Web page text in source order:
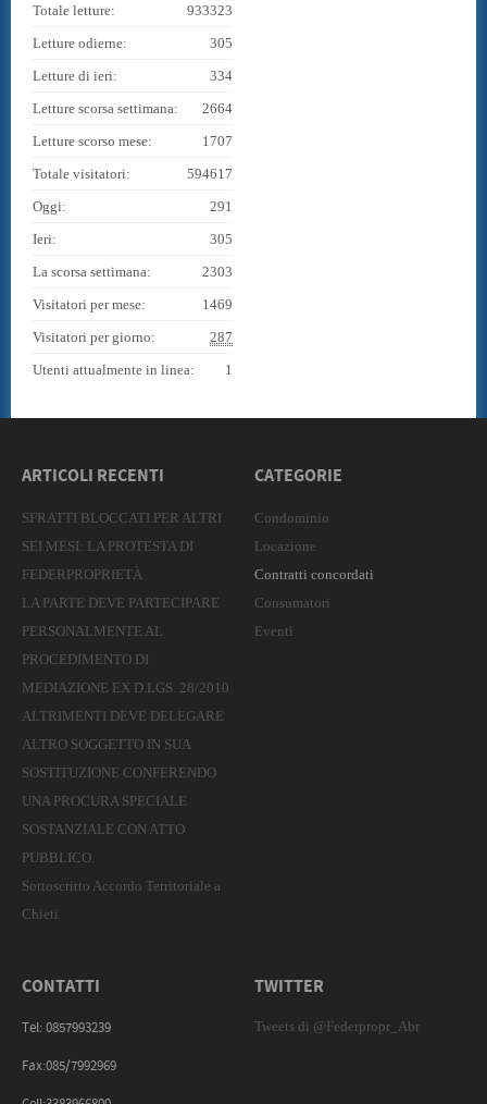
933323
Totale letture:
305
Letture odierne:
334
Letture di ieri:
2664
Letture scorsa settimana:
1707
Letture scorso mese:
594617
Totale visitatori:
291
Oggi:
305
Ieri:
2303
La scorsa settimana:
1469
Visitatori per mese:
287
Visitatori per giorno:
1
Utenti attualmente in linea:
ARTICOLI RECENTI
SFRATTI BLOCCATI PER ALTRI
SEI MESI: LA PROTESTA DI
FEDERPROPRIETÀ
LA PARTE DEVE PARTECIPARE
PERSONALMENTE AL
PROCEDIMENTO DI
MEDIAZIONE EX D.LGS. 28/2010
ALTRIMENTI DEVE DELEGARE
ALTRO SOGGETTO IN SUA
SOSTITUZIONE CONFERENDO
UNA PROCURA SPECIALE
SOSTANZIALE CON ATTO
PUBBLICO.
Sottoscritto Accordo Territoriale a
Chieti
CATEGORIE
Condominio
Locazione
Contratti concordati
Consumatori
Eventi
CONTATTI
Tel: 0857993239
Fax:085/7992969
TWITTER
Tweets di @Federpropr_Abr